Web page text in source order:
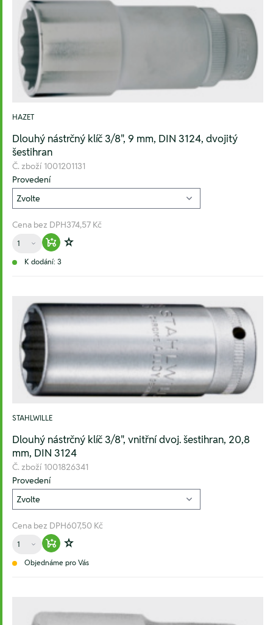
HAZET
Dlouhý nástrčný klíč 3/8", 9 mm, DIN 3124, dvojitý
šestihran
Č. zboží 1001201131
Provedení
Cena bez DPH374,57 Kč
Množství
Warenkorb hinzufügen
Zur Wunschliste hinzufügen
K dodání: 3
STAHLWILLE
Dlouhý nástrčný klíč 3/8", vnitřní dvoj. šestihran, 20,8
mm, DIN 3124
Č. zboží 1001826341
Provedení
Cena bez DPH607,50 Kč
Množství
Warenkorb hinzufügen
Zur Wunschliste hinzufügen
Objednáme pro Vás